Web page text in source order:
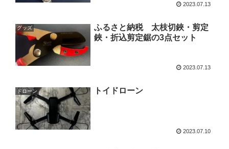
2023.07.13
グッズ
ふるさと納税 太枝切鋏・剪定
鋏・折込剪定鋸の3点セット
2023.07.13
ドローン トイドローン
2023.07.10